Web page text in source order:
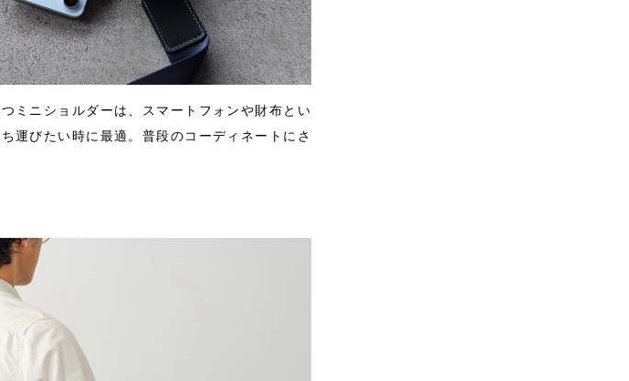
ミニショルダーは、スマートフォンや財布とい
運びたい時に最適。普段のコーディネートにさ